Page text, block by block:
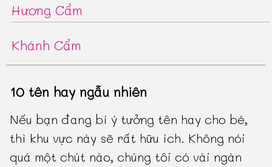
Hương Cẩm
Khánh Cẩm
10 tên hay ngẫu nhiên
Nếu bạn đang bí ý tưởng tên hay cho bé,
thì khu vực này sẽ rất hữu ích. Không nói
quá một chút nào, chúng tôi có vài ngàn